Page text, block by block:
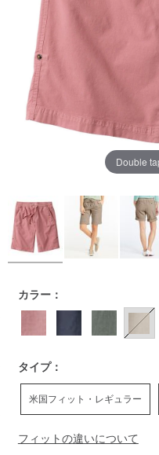
Double
https://www.llbean.co.jp/
bottoms/g/P122567.html
カラー：
タイプ：
米国フィット・レギュラー
フィットの違いについて